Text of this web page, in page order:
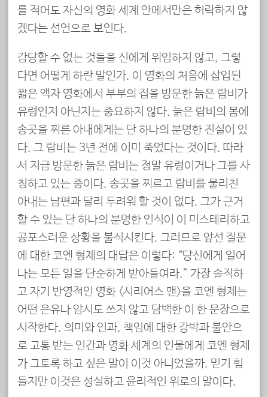
를 적어도 자신의 영화 세계 안에서만은 허락하지 않
겠다는 선언으로 보인다.
감당할 수 없는 것들을 신에게 위임하지 않고, 그렇
다면 어떻게 하란 말인가. 이 영화의 처음에 삽입된
짧은 액자 영화에서 부부의 집을 방문한 늙은 랍비가
유령인지 아닌지는 중요하지 않다. 늙은 랍비의 몸에
송곳을 찌른 아내에게는 단 하나의 분명한 진실이 있
다. 그 랍비는 3년 전에 이미 죽었다는 것이다. 따라
서 지금 방문한 늙은 랍비는 정말 유령이거나 그를 사
칭하고 있는 중이다. 송곳을 찌르고 랍비를 물리친
아내는 남편과 달리 두려워 할 것이 없다. 그가 근거
할 수 있는 단 하나의 분명한 인식이 이 미스테리하고
공포스러운 상황을 불식시킨다. 그러므로 앞선 질문
에 대한 코엔 형제의 대답은 이렇다: “당신에게 일어
나는 모든 일을 단순하게 받아들여라.” 가장 솔직하
고 자기 반영적인 영화 <시리어스 맨>을 코엔 형제는
어떤 은유나 암시도 쓰지 않고 담백한 이 한 문장으로
시작한다. 의미와 인과, 책임에 대한 강박과 불안으
로 고통 받는 인간과 영화 세계의 인물에게 코엔 형제
가 그토록 하고 싶은 말이 이것 아니었을까. 믿기 힘
들지만 이것은 성실하고 윤리적인 위로의 말이다.